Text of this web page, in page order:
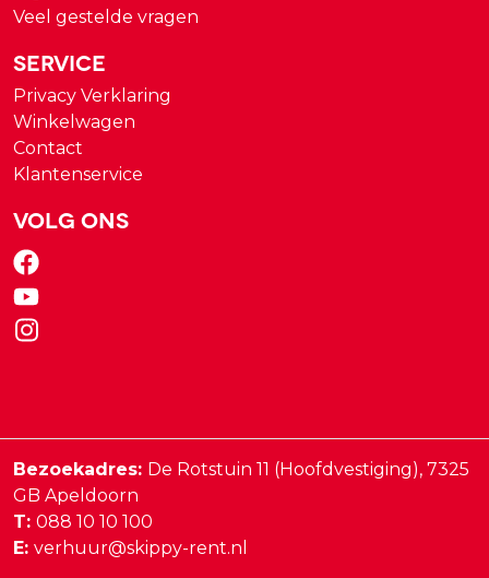
Veel gestelde vragen
Service
Privacy Verklaring
Winkelwagen
Contact
Klantenservice
Volg ons
Bezoekadres: De Rotstuin 11 (Hoofdvestiging), 7325
GB Apeldoorn
T: 088 10 10 100
E: verhuur@skippy-rent.nl